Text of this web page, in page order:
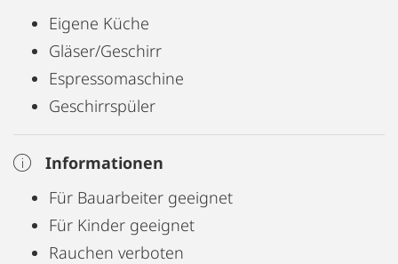
Eigene Küche
Gläser/Geschirr
Espressomaschine
Geschirrspüler
Informationen
Für Bauarbeiter geeignet
Für Kinder geeignet
Rauchen verboten